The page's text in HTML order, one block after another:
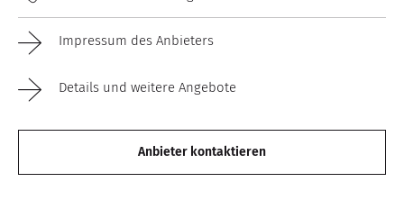
Impressum des Anbieters
Details und weitere Angebote
Anbieter kontaktieren